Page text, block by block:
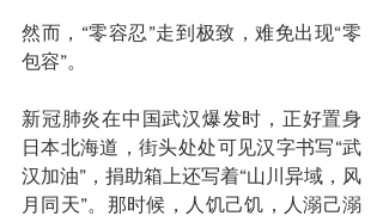
然而，“零容忍”走到极致，难免出现“零
包容”。
新冠肺炎在中国武汉爆发时，正好置身
日本北海道，街头处处可见汉字书写“武
汉加油”，捐助箱上还写着“山川异域，风
月同天”。那时候，人饥己饥，人溺己溺